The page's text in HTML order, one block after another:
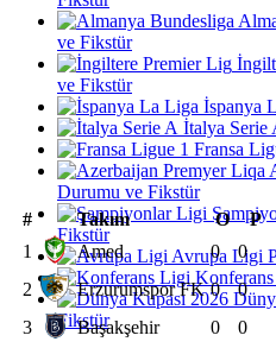
ve Fikstür
ve Fikstür
İspanya
İtalya Serie
Fransa
Durumu ve Fikstür
Fikstür
Avrupa Ligi
Fikstür
# Takım O
P
1
Amed 0
0
2
Erzurumspor FK 0
0
3
Başakşehir 0
0